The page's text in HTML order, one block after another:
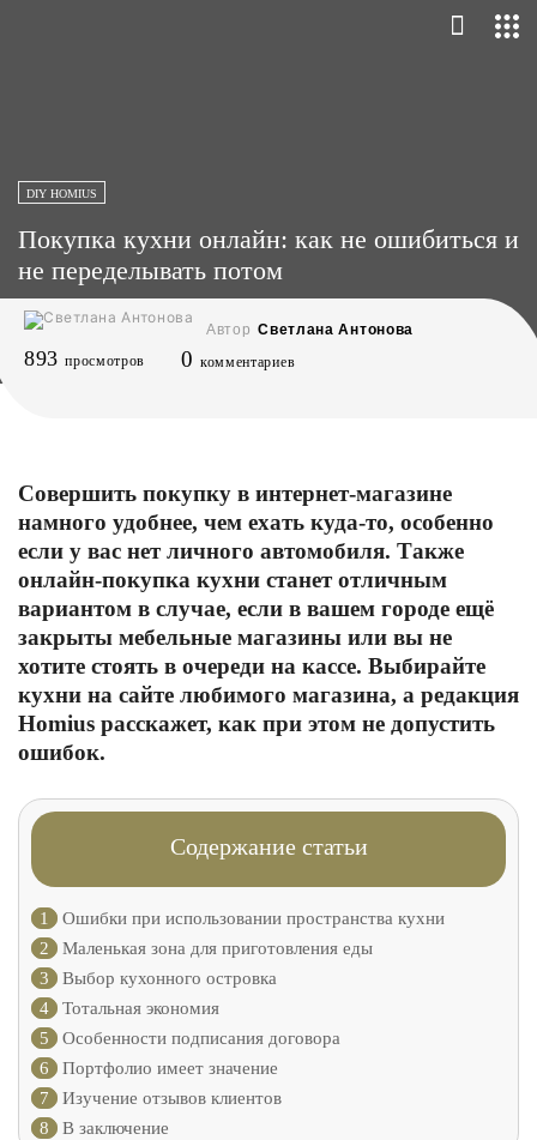
DIY HOMIUS
Покупка кухни онлайн: как не ошибиться и
не переделывать потом
Автор Светлана Антонова
893 просмотров 0 комментариев
Совершить покупку в интернет-магазине
намного удобнее, чем ехать куда-то, особенно
если у вас нет личного автомобиля. Также
онлайн-покупка кухни станет отличным
вариантом в случае, если в вашем городе ещё
закрыты мебельные магазины или вы не
хотите стоять в очереди на кассе. Выбирайте
кухни на сайте любимого магазина, а редакция
Homius расскажет, как при этом не допустить
ошибок.
Содержание статьи
1
Ошибки при использовании пространства кухни
2
Маленькая зона для приготовления еды
3
Выбор кухонного островка
4
Тотальная экономия
5
Особенности подписания договора
6
Портфолио имеет значение
7
Изучение отзывов клиентов
8
В заключение